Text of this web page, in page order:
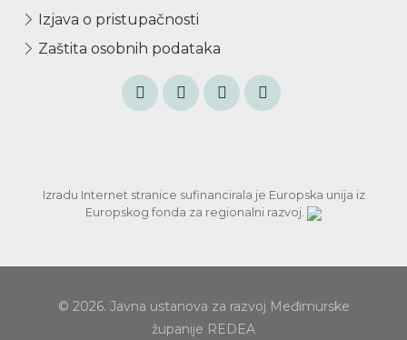
Izjava o pristupačnosti
Zaštita osobnih podataka
Izradu Internet stranice sufinancirala je Europska unija iz
Europskog fonda za regionalni razvoj.
© 2026. Javna ustanova za razvoj Međimurske
županije REDEA